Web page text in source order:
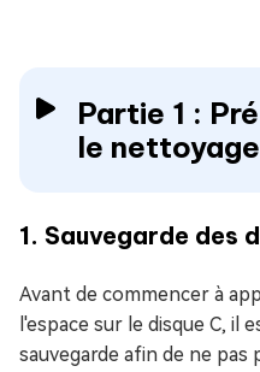
Partie 1 :
le
1. Sauvegarde des
Avant de commencer à
l'espace sur le disque C, il
sauvegarde afin de ne